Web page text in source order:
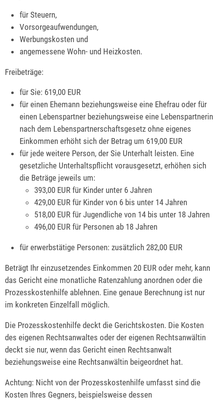
für Steuern,
Vorsorgeaufwendungen,
Werbungskosten und
angemessene Wohn- und Heizkosten.
Freibeträge:
für Sie: 619,00 EUR
für einen Ehemann beziehungsweise eine Ehefrau oder für
einen Lebenspartner beziehungsweise eine Lebenspartnerin
nach dem Lebenspartnerschaftsgesetz ohne eigenes
Einkommen erhöht sich der Betrag um 619,00 EUR
für jede weitere Person, der Sie Unterhalt leisten. Eine
gesetzliche Unterhaltspflicht vorausgesetzt, erhöhen sich
die Beträge jeweils um:
393,00 EUR für Kinder unter 6 Jahren
429,00 EUR für Kinder von 6 bis unter 14 Jahren
518,00 EUR für Jugendliche von 14 bis unter 18 Jahren
496,00 EUR für Personen ab 18 Jahren
für erwerbstätige Personen: zusätzlich 282,00 EUR
Beträgt Ihr einzusetzendes Einkommen 20 EUR oder mehr, kann
das Gericht eine monatliche Ratenzahlung anordnen oder die
Prozesskostenhilfe ablehnen. Eine genaue Berechnung ist nur
im konkreten Einzelfall möglich.
Die Prozesskostenhilfe deckt die Gerichtskosten. Die Kosten
des eigenen Rechtsanwaltes oder der eigenen Rechtsanwältin
deckt sie nur, wenn das Gericht einen Rechtsanwalt
beziehungsweise eine Rechtsanwältin beigeordnet hat.
Achtung: Nicht von der Prozesskostenhilfe umfasst sind die
Kosten Ihres Gegners, beispielsweise dessen